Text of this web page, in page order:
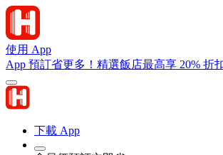
使用 App
App 預訂省更多！精選飯店最高享 20% 折
下載 App